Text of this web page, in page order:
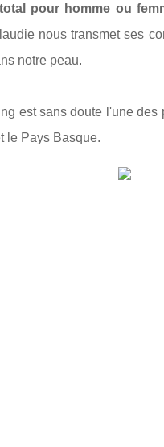
pour homme ou
nous transmet ses
notre peau.
est sans doute l'une
le Pays Basque.